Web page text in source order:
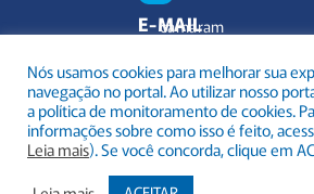
E-MAIL
camaram
barbacen
a.mg.gov.
br
Nós usamos cookies para melhorar sua
navegação no portal. Ao utilizar nosso
a política de monitoramento de cookies.
informações sobre como isso é feito,
Leia mais). Se você concorda, clique em